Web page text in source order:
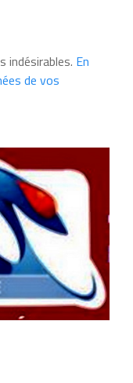
indésirables. En
de vos